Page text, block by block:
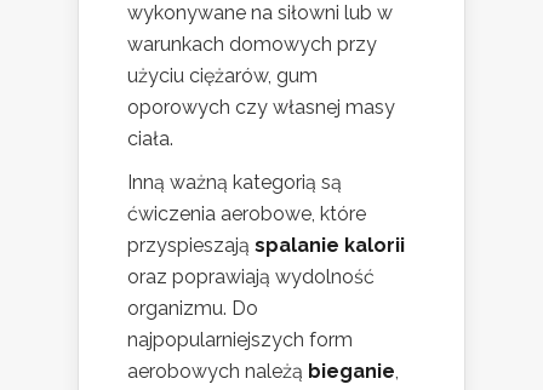
wykonywane na siłowni lub w
warunkach domowych przy
użyciu ciężarów, gum
oporowych czy własnej masy
ciała.
Inną ważną kategorią są
ćwiczenia aerobowe, które
przyspieszają spalanie kalorii
oraz poprawiają wydolność
organizmu. Do
najpopularniejszych form
aerobowych należą bieganie,